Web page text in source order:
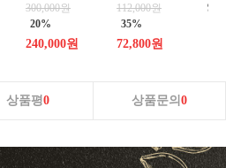
300,000원
20%
240,000원
112,000원
35%
72,800원
상품평0 상품문의0